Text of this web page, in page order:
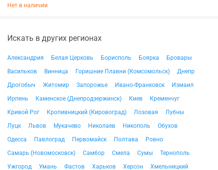
Нет в наличии
Искать в других регионах
Александрия Белая Церковь Борисполь Боярка
Бровары
Васильков
Винница Горишние Плавни (Комсомольск)
Днепр
Дрогобыч
Житомир Запорожье Ивано-Франковск
Измаил
Ирпень
Каменское (Днепродзержинск) Киев
Кременчуг
Кривой Рог
Кропивницкий (Кировоград) Лозовая
Лубны
Луцк
Львов Мукачево Николаев Никополь
Обухов
Одесса
Павлоград Первомайск Полтава
Ровно
Самарь (Новомосковск)
Самбор Смела Сумы
Тернополь
Ужгород
Умань Фастов Харьков Херсон
Хмельницкий